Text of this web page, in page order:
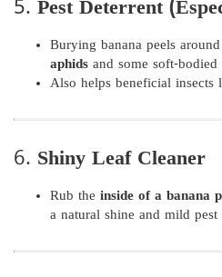
5. Pest Deterrent
Burying banana peels
aphids and some soft-bodied
Also helps beneficial insects
6. Shiny Leaf Cleaner
Rub the inside of a banana
a natural shine and mild pest